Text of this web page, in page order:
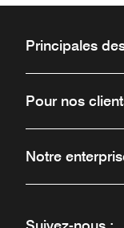
Principales
Pour nos
Notre